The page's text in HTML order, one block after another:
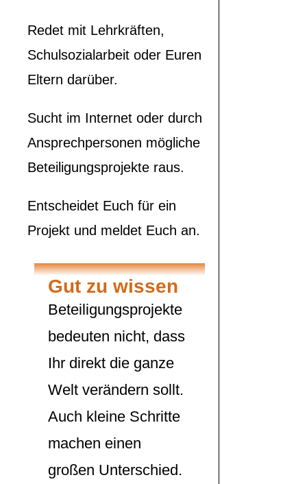
Redet mit Lehrkräften,
Schulsozialarbeit oder Euren
Eltern darüber.
Sucht im Internet oder durch
Ansprechpersonen mögliche
Beteiligungsprojekte raus.
Entscheidet Euch für ein
Projekt und meldet Euch an.
Gut zu wissen
Beteiligungsprojekte
bedeuten nicht, dass
Ihr direkt die ganze
Welt verändern sollt.
Auch kleine Schritte
machen einen
großen Unterschied.